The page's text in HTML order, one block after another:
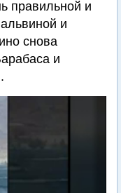
правильной и
и
снова
и